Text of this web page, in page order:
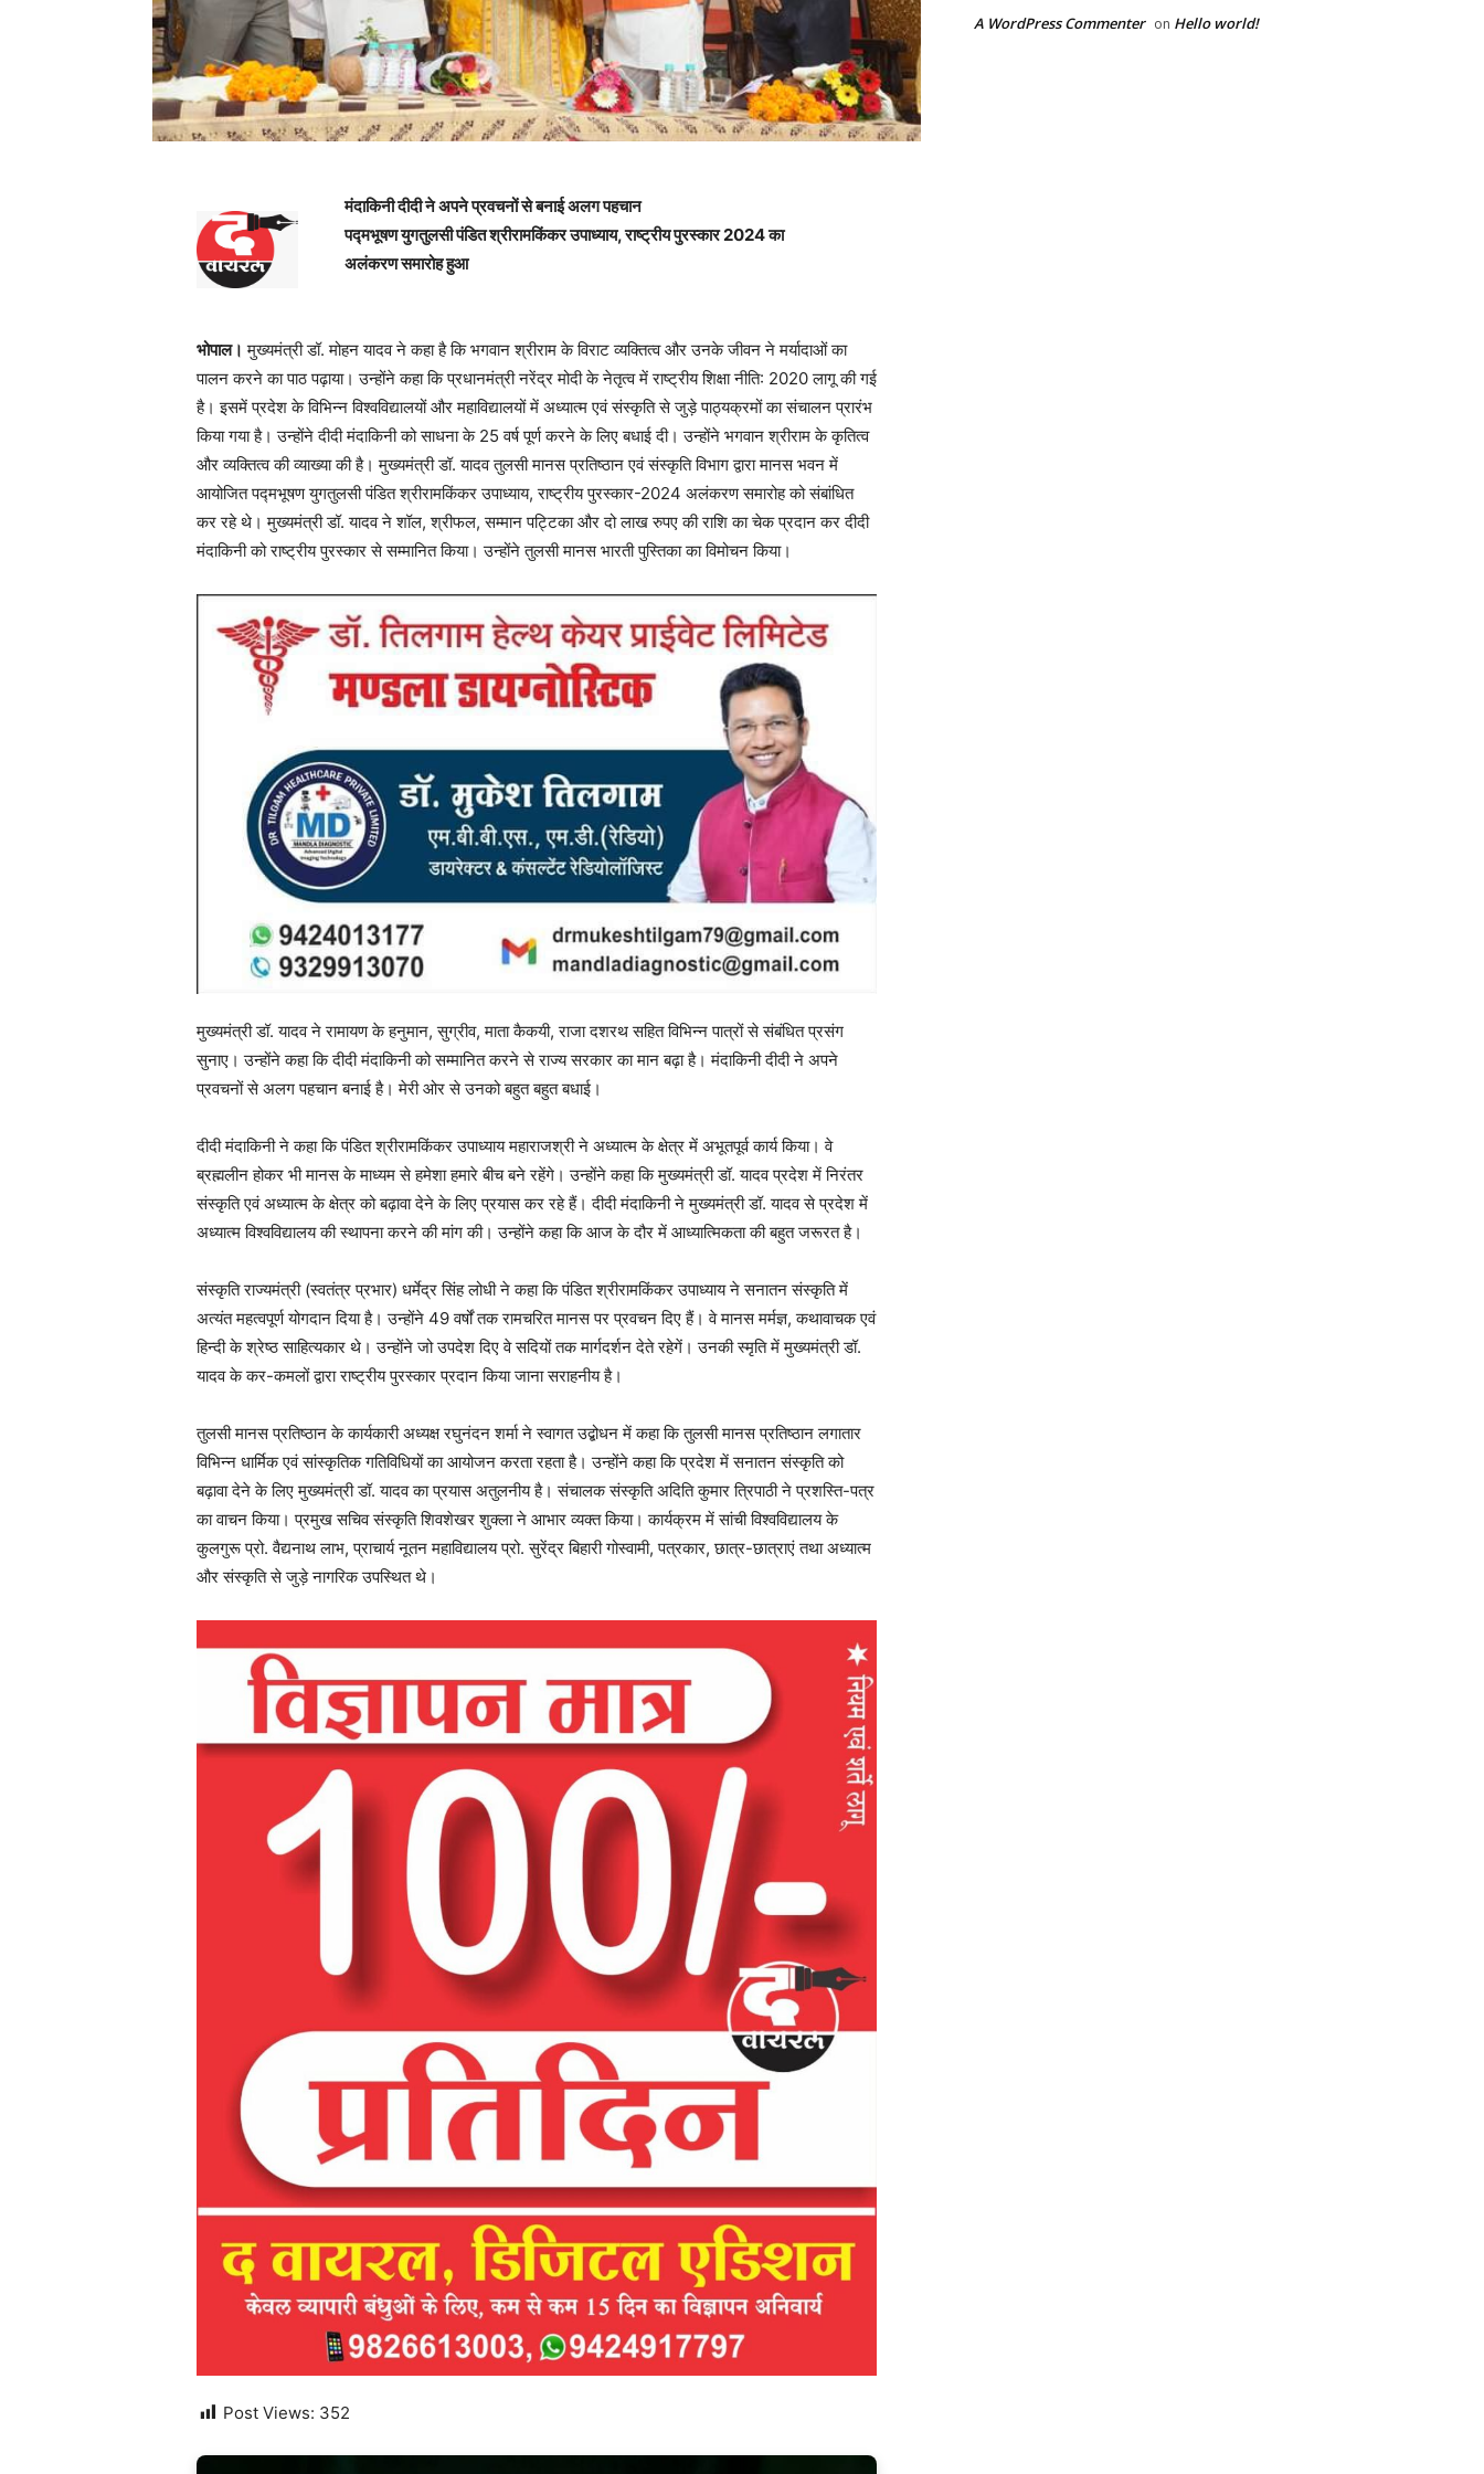
मंदाकिनी दीदी ने अपने प्रवचनों से बनाई अलग पहचान
पद्मभूषण युगतुलसी पंडित श्रीरामकिंकर उपाध्याय, राष्ट्रीय पुरस्कार 2024 का
अलंकरण समारोह हुआ
भोपाल। मुख्यमंत्री डॉ. मोहन यादव ने कहा है कि भगवान श्रीराम के विराट व्यक्तित्व और उनके जीवन ने मर्यादाओं का
पालन करने का पाठ पढ़ाया। उन्होंने कहा कि प्रधानमंत्री नरेंद्र मोदी के नेतृत्व में राष्ट्रीय शिक्षा नीति: 2020 लागू की गई
है। इसमें प्रदेश के विभिन्न विश्वविद्यालयों और महाविद्यालयों में अध्यात्म एवं संस्कृति से जुड़े पाठ्यक्रमों का संचालन प्रारंभ
किया गया है। उन्होंने दीदी मंदाकिनी को साधना के 25 वर्ष पूर्ण करने के लिए बधाई दी। उन्होंने भगवान श्रीराम के कृतित्व
और व्यक्तित्व की व्याख्या की है। मुख्यमंत्री डॉ. यादव तुलसी मानस प्रतिष्ठान एवं संस्कृति विभाग द्वारा मानस भवन में
आयोजित पद्मभूषण युगतुलसी पंडित श्रीरामकिंकर उपाध्याय, राष्ट्रीय पुरस्कार-2024 अलंकरण समारोह को संबांधित
कर रहे थे। मुख्यमंत्री डॉ. यादव ने शॉल, श्रीफल, सम्मान पट्टिका और दो लाख रुपए की राशि का चेक प्रदान कर दीदी
मंदाकिनी को राष्ट्रीय पुरस्कार से सम्मानित किया। उन्होंने तुलसी मानस भारती पुस्तिका का विमोचन किया।
मुख्यमंत्री डॉ. यादव ने रामायण के हनुमान, सुग्रीव, माता कैकयी, राजा दशरथ सहित विभिन्न पात्रों से संबंधित प्रसंग
सुनाए। उन्होंने कहा कि दीदी मंदाकिनी को सम्मानित करने से राज्य सरकार का मान बढ़ा है। मंदाकिनी दीदी ने अपने
प्रवचनों से अलग पहचान बनाई है। मेरी ओर से उनको बहुत बहुत बधाई।
दीदी मंदाकिनी ने कहा कि पंडित श्रीरामकिंकर उपाध्याय महाराजश्री ने अध्यात्म के क्षेत्र में अभूतपूर्व कार्य किया। वे
ब्रह्मलीन होकर भी मानस के माध्यम से हमेशा हमारे बीच बने रहेंगे। उन्होंने कहा कि मुख्यमंत्री डॉ. यादव प्रदेश में निरंतर
संस्कृति एवं अध्यात्म के क्षेत्र को बढ़ावा देने के लिए प्रयास कर रहे हैं। दीदी मंदाकिनी ने मुख्यमंत्री डॉ. यादव से प्रदेश में
अध्यात्म विश्वविद्यालय की स्थापना करने की मांग की। उन्होंने कहा कि आज के दौर में आध्यात्मिकता की बहुत जरूरत है।
संस्कृति राज्यमंत्री (स्वतंत्र प्रभार) धर्मेद्र सिंह लोधी ने कहा कि पंडित श्रीरामकिंकर उपाध्याय ने सनातन संस्कृति में
अत्यंत महत्वपूर्ण योगदान दिया है। उन्होंने 49 वर्षों तक रामचरित मानस पर प्रवचन दिए हैं। वे मानस मर्मज्ञ, कथावाचक एवं
हिन्दी के श्रेष्ठ साहित्यकार थे। उन्होंने जो उपदेश दिए वे सदियों तक मार्गदर्शन देते रहेगें। उनकी स्मृति में मुख्यमंत्री डॉ.
यादव के कर-कमलों द्वारा राष्ट्रीय पुरस्कार प्रदान किया जाना सराहनीय है।
तुलसी मानस प्रतिष्ठान के कार्यकारी अध्यक्ष रघुनंदन शर्मा ने स्वागत उद्बोधन में कहा कि तुलसी मानस प्रतिष्ठान लगातार
विभिन्न धार्मिक एवं सांस्कृतिक गतिविधियों का आयोजन करता रहता है। उन्होंने कहा कि प्रदेश में सनातन संस्कृति को
बढ़ावा देने के लिए मुख्यमंत्री डॉ. यादव का प्रयास अतुलनीय है। संचालक संस्कृति अदिति कुमार त्रिपाठी ने प्रशस्ति-पत्र
का वाचन किया। प्रमुख सचिव संस्कृति शिवशेखर शुक्ला ने आभार व्यक्त किया। कार्यक्रम में सांची विश्वविद्यालय के
कुलगुरू प्रो. वैद्यनाथ लाभ, प्राचार्य नूतन महाविद्यालय प्रो. सुरेंद्र बिहारी गोस्वामी, पत्रकार, छात्र-छात्राएं तथा अध्यात्म
और संस्कृति से जुड़े नागरिक उपस्थित थे।
Post Views: 352
A WordPress Commenter on Hello world!